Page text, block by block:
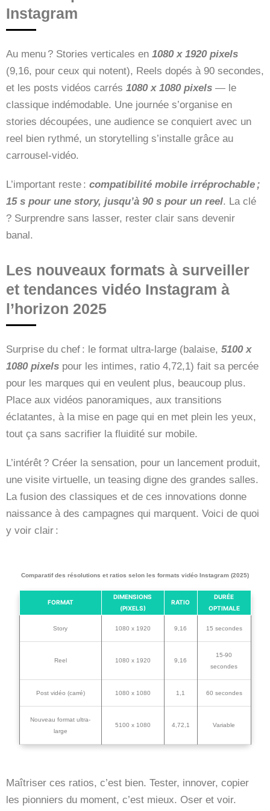
Instagram
Au menu ? Stories verticales en 1080 x 1920 pixels
(9,16, pour ceux qui notent), Reels dopés à 90 secondes,
et les posts vidéos carrés 1080 x 1080 pixels — le
classique indémodable. Une journée s’organise en
stories découpées, une audience se conquiert avec un
reel bien rythmé, un storytelling s’installe grâce au
carrousel-vidéo.
L’important reste : compatibilité mobile irréprochable ;
15 s pour une story, jusqu’à 90 s pour un reel. La clé
? Surprendre sans lasser, rester clair sans devenir
banal.
Les nouveaux formats à surveiller
et tendances vidéo Instagram à
l’horizon 2025
Surprise du chef : le format ultra-large (balaise, 5100 x
1080 pixels pour les intimes, ratio 4,72,1) fait sa percée
pour les marques qui en veulent plus, beaucoup plus.
Place aux vidéos panoramiques, aux transitions
éclatantes, à la mise en page qui en met plein les yeux,
tout ça sans sacrifier la fluidité sur mobile.
L’intérêt ? Créer la sensation, pour un lancement produit,
une visite virtuelle, un teasing digne des grandes salles.
La fusion des classiques et de ces innovations donne
naissance à des campagnes qui marquent. Voici de quoi
y voir clair :
Comparatif des résolutions et ratios selon les formats vidéo Instagram (2025)
FORMAT
DIMENSIONS
(PIXELS)
RATIO
DURÉE
OPTIMALE
Story 1080 x 1920 9,16 15 secondes
Reel 1080 x 1920 9,16
15-90
secondes
Post vidéo (carré) 1080 x 1080 1,1 60 secondes
Nouveau format ultra-
large
5100 x 1080 4,72,1 Variable
Maîtriser ces ratios, c’est bien. Tester, innover, copier
les pionniers du moment, c’est mieux. Oser et voir.